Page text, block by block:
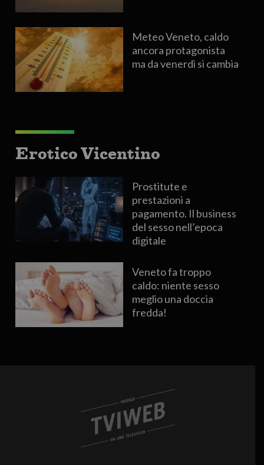
Meteo Veneto, caldo
ancora protagonista
ma da venerdì si cambia
Erotico Vicentino
Prostitute e
prestazioni a
pagamento. Il business
del sesso nell’epoca
digitale
Veneto fa troppo
caldo: niente sesso
meglio una doccia
fredda!